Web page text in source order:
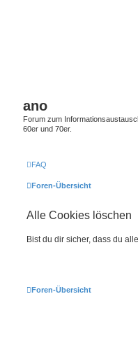
ano
Forum zum
60er und 70er.
FAQ
Foren-Übersicht
Alle Cookies löschen
Bist du dir sicher, dass du
Foren-Übersicht